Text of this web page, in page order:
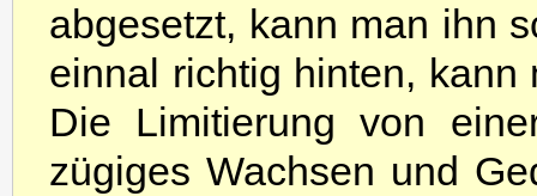
abgesetzt, kann man ihn
einnal richtig hinten,
Die Limitierung von
zügiges Wachsen und